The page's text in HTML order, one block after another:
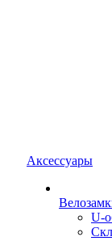
Аксессуары
U-